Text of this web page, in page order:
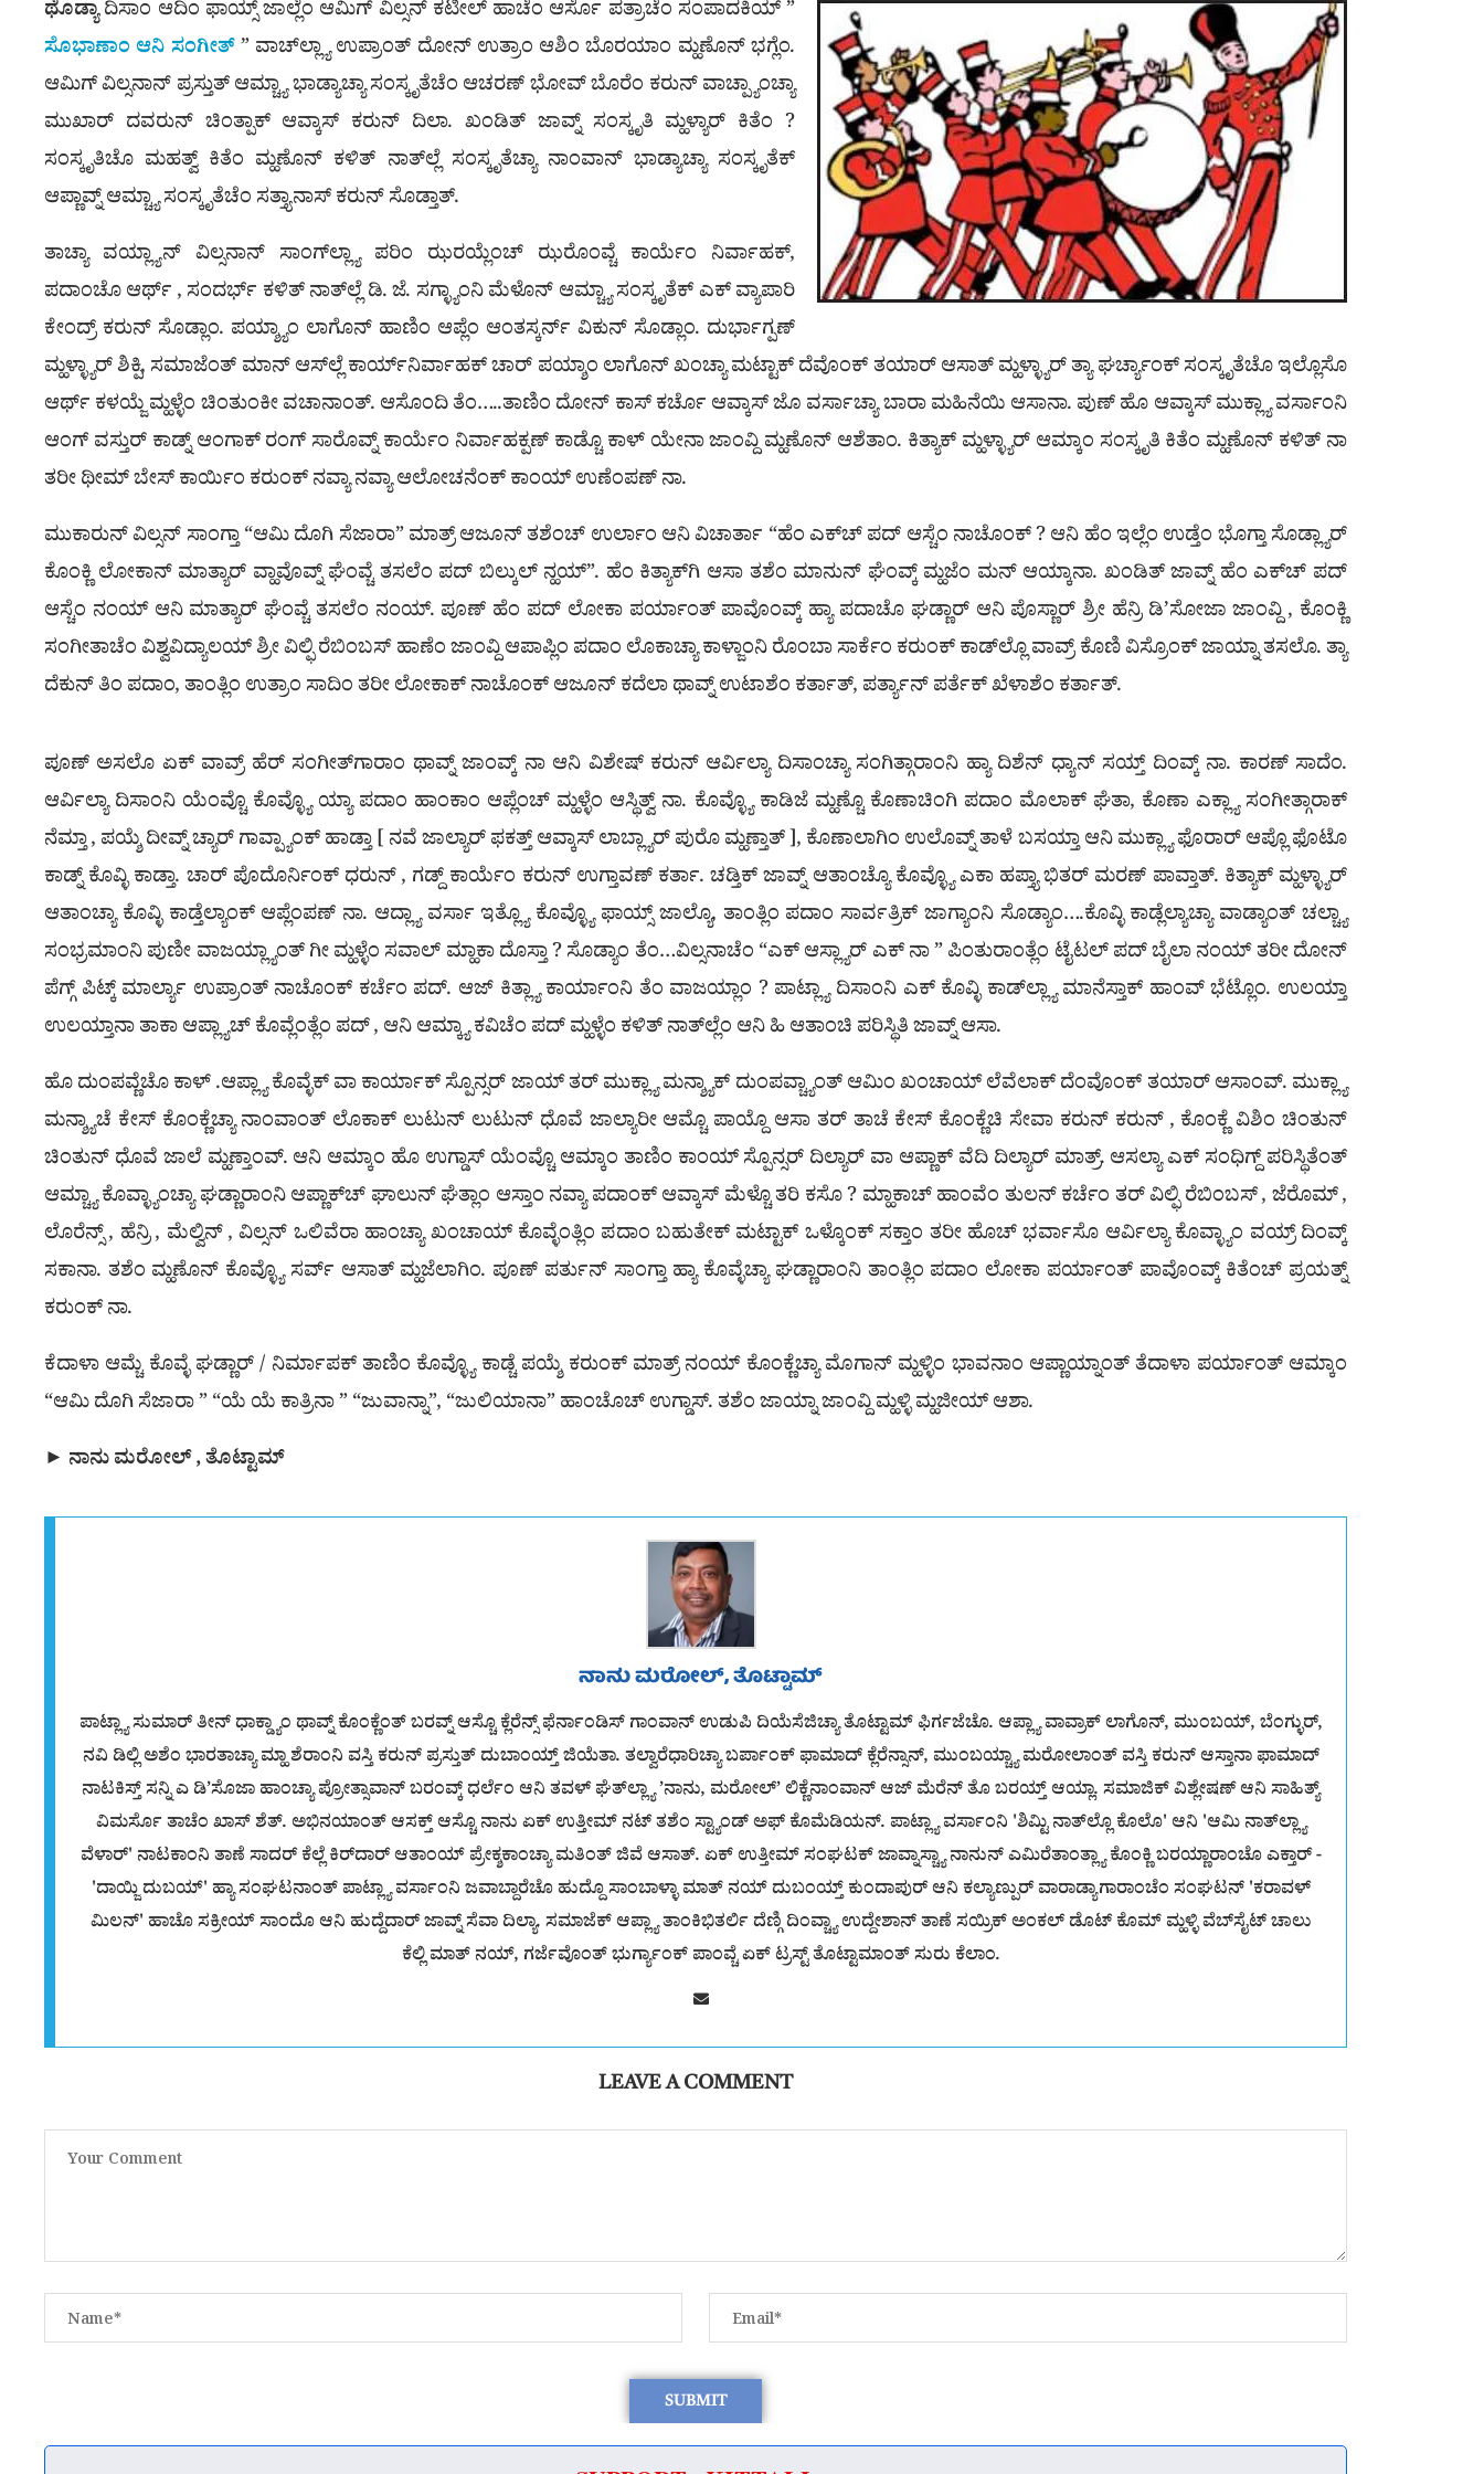
ಥೊಡ್ಯಾದಿಸಾಂ ಆದಿಂ ಫಾಯ್ಸ್ ಜಾಲ್ಲೆಂ ಆಮಿಗ್ ವಿಲ್ಸನ್ ಕಟೀಲ್ ಹಾಚೆಂ ಆರ್ಸೊ ಪತ್ರಾಚೆಂ ಸಂಪಾದಕಿಯ್ ”
ಸೊಭಾಣಾಂ ಆನಿ ಸಂಗೀತ್” ವಾಚ್‍ಲ್ಲ್ಯಾ ಉಪ್ರಾಂತ್ ದೋನ್ ಉತ್ರಾಂ ಆಶಿಂ ಬೊರಯಾಂ ಮ್ಹಣೊನ್ ಭಗ್ಲೆಂ.
ಆಮಿಗ್ ವಿಲ್ಸನಾನ್ ಪ್ರಸ್ತುತ್ ಆಮ್ಚ್ಯಾ ಭಾಡ್ಯಾಚ್ಯಾ ಸಂಸ್ಕೃತೆಚೆಂ ಆಚರಣ್ ಭೋವ್ ಬೊರೆಂ ಕರುನ್ ವಾಚ್ಪ್ಯಾಂಚ್ಯಾ
ಮುಖಾರ್ ದವರುನ್ ಚಿಂತ್ಪಾಕ್ ಆವ್ಕಾಸ್ ಕರುನ್ ದಿಲಾ. ಖಂಡಿತ್ ಜಾವ್ನ್ ಸಂಸ್ಕೃತಿ ಮ್ಹಳ್ಯಾರ್ ಕಿತೆಂ ?
ಸಂಸ್ಕೃತಿಚೊ ಮಹತ್ವ್ ಕಿತೆಂ ಮ್ಹಣೊನ್ ಕಳಿತ್ ನಾತ್‍ಲ್ಲೆ ಸಂಸ್ಕೃತೆಚ್ಯಾ ನಾಂವಾನ್ ಭಾಡ್ಯಾಚ್ಯಾ ಸಂಸ್ಕೃತೆಕ್
ಆಪ್ಣಾವ್ನ್ ಆಮ್ಚ್ಯಾ ಸಂಸ್ಕೃತೆಚೆಂ ಸತ್ತ್ಯಾನಾಸ್ ಕರುನ್ ಸೊಡ್ತಾತ್.
ತಾಚ್ಯಾ ವಯ್ಲ್ಯಾನ್ ವಿಲ್ಸನಾನ್ ಸಾಂಗ್‍ಲ್ಲ್ಯಾ ಪರಿಂ ಝರಯ್ಲೆಂಚ್ ಝರೊಂವ್ಚೆ ಕಾರ್ಯೆಂ ನಿರ್ವಾಹಕ್,
ಪದಾಂಚೊ ಆರ್ಥ್ , ಸಂದರ್ಭ್ ಕಳಿತ್ ನಾತ್‍ಲ್ಲೆ ಡಿ. ಜೆ. ಸಗ್ಳ್ಯಾಂನಿ ಮೆಳೊನ್ ಆಮ್ಚ್ಯಾ ಸಂಸ್ಕೃತೆಕ್ ಎಕ್ ವ್ಯಾಪಾರಿ
ಕೇಂದ್ರ್ ಕರುನ್ ಸೊಡ್ಲಾಂ. ಪಯ್ಶ್ಯಾಂ ಲಾಗೊನ್ ಹಾಣಿಂ ಆಪ್ಲೆಂ ಆಂತಸ್ಕರ್ನ್ ವಿಕುನ್ ಸೊಡ್ಲಾಂ. ದುರ್ಭಾಗ್ಪಣ್
ಮ್ಹಳ್ಳ್ಯಾರ್ ಶಿಕ್ಪಿ, ಸಮಾಜೆಂತ್ ಮಾನ್ ಆಸ್‍ಲ್ಲೆ ಕಾರ್ಯ್‍ನಿರ್ವಾಹಕ್ ಚಾರ್ ಪಯ್ಶಾಂ ಲಾಗೊನ್ ಖಂಚ್ಯಾ ಮಟ್ಟಾಕ್ ದೆವೊಂಕ್ ತಯಾರ್ ಆಸಾತ್ ಮ್ಹಳ್ಳ್ಯಾರ್ ತ್ಯಾ ಘರ್ಚ್ಯಾಂಕ್ ಸಂಸ್ಕೃತೆಚೊ ಇಲ್ಲೊಸೊ
ಆರ್ಥ್ ಕಳಯ್ಜೆ ಮ್ಹಳ್ಳೆಂ ಚಿಂತುಂಕೀ ವಚಾನಾಂತ್. ಆಸೊಂದಿ ತೆಂ…..ತಾಣಿಂ ದೋನ್ ಕಾಸ್ ಕರ್ಚೊ ಆವ್ಕಾಸ್ ಜೊ ವರ್ಸಾಚ್ಯಾ ಬಾರಾ ಮಹಿನೆಯಿ ಆಸಾನಾ. ಪುಣ್ ಹೊ ಆವ್ಕಾಸ್ ಮುಕ್ಲ್ಯಾ ವರ್ಸಾಂನಿ
ಆಂಗ್ ವಸ್ತುರ್ ಕಾಡ್ನ್ ಆಂಗಾಕ್ ರಂಗ್ ಸಾರೊವ್ನ್ ಕಾರ್ಯೆಂ ನಿರ್ವಾಹಕ್ಪಣ್ ಕಾಡ್ಚೊ ಕಾಳ್ ಯೇನಾ ಜಾಂವ್ದಿ ಮ್ಹಣೊನ್ ಆಶೆತಾಂ. ಕಿತ್ಯಾಕ್ ಮ್ಹಳ್ಳ್ಯಾರ್ ಆಮ್ಕಾಂ ಸಂಸ್ಕೃತಿ ಕಿತೆಂ ಮ್ಹಣೊನ್ ಕಳಿತ್ ನಾ
ತರೀ ಥೀಮ್ ಬೇಸ್ ಕಾರ್ಯಿಂ ಕರುಂಕ್ ನವ್ಯಾ ನವ್ಯಾ ಆಲೋಚನೆಂಕ್ ಕಾಂಯ್ ಉಣೆಂಪಣ್ ನಾ.
ಮುಕಾರುನ್ ವಿಲ್ಸನ್ ಸಾಂಗ್ತಾ “ಆಮಿ ದೊಗಿ ಸೆಜಾರಾ” ಮಾತ್ರ್ ಆಜೂನ್ ತಶೆಂಚ್ ಉರ್ಲಾಂ ಆನಿ ವಿಚಾರ್ತಾ “ಹೆಂ ಎಕ್‍ಚ್ ಪದ್ ಆಸ್ಚೆಂ ನಾಚೊಂಕ್ ? ಆನಿ ಹೆಂ ಇಲ್ಲೆಂ ಉಡ್ತೆಂ ಭೊಗ್ತಾ ಸೊಡ್ಲ್ಯಾರ್
ಕೊಂಕ್ಣಿ ಲೋಕಾನ್ ಮಾತ್ಯಾರ್ ವ್ಹಾವೊವ್ನ್ ಘೆಂವ್ಚೆ ತಸಲೆಂ ಪದ್ ಬಿಲ್ಕುಲ್ ನ್ಹಯ್”. ಹೆಂ ಕಿತ್ಯಾಕ್‍ಗಿ ಆಸಾ ತಶೆಂ ಮಾನುನ್ ಘೆಂವ್ಕ್ ಮ್ಹಜೆಂ ಮನ್ ಆಯ್ಕಾನಾ. ಖಂಡಿತ್ ಜಾವ್ನ್ ಹೆಂ ಎಕ್‍ಚ್ ಪದ್
ಆಸ್ಚೆಂ ನಂಯ್ ಆನಿ ಮಾತ್ಯಾರ್ ಘೆಂವ್ಚೆ ತಸಲೆಂ ನಂಯ್. ಪೂಣ್ ಹೆಂ ಪದ್ ಲೋಕಾ ಪರ್ಯಾಂತ್ ಪಾವೊಂವ್ಕ್ ಹ್ಯಾ ಪದಾಚೊ ಘಡ್ಣಾರ್ ಆನಿ ಪೊಸ್ಣಾರ್ ಶ್ರೀ ಹೆನ್ರಿ ಡಿ’ಸೋಜಾ ಜಾಂವ್ದಿ , ಕೊಂಕ್ಣಿ
ಸಂಗೀತಾಚೆಂ ವಿಶ್ವವಿದ್ಯಾಲಯ್ ಶ್ರೀ ವಿಲ್ಫಿ ರೆಬಿಂಬಸ್ ಹಾಣೆಂ ಜಾಂವ್ದಿ ಆಪಾಪ್ಲಿಂ ಪದಾಂ ಲೊಕಾಚ್ಯಾ ಕಾಳ್ಜಾಂನಿ ರೊಂಬಾ ಸಾರ್ಕೆಂ ಕರುಂಕ್ ಕಾಡ್‍ಲ್ಲೊ ವಾವ್ರ್ ಕೊಣಿ ವಿಸ್ರೊಂಕ್ ಜಾಯ್ನಾ ತಸಲೊ. ತ್ಯಾ
ದೆಕುನ್ ತಿಂ ಪದಾಂ, ತಾಂತ್ಲಿಂ ಉತ್ರಾಂ ಸಾದಿಂ ತರೀ ಲೋಕಾಕ್ ನಾಚೊಂಕ್ ಆಜೂನ್ ಕದೆಲಾ ಥಾವ್ನ್ ಉಟಾಶೆಂ ಕರ್ತಾತ್, ಪರ್ತ್ಯಾನ್ ಪರ್ತೆಕ್ ಖೆಳಾಶೆಂ ಕರ್ತಾತ್.
ಪೂಣ್ ಅಸಲೊ ಏಕ್ ವಾವ್ರ್ ಹೆರ್ ಸಂಗೀತ್‍ಗಾರಾಂ ಥಾವ್ನ್ ಜಾಂವ್ಕ್ ನಾ ಆನಿ ವಿಶೇಷ್ ಕರುನ್ ಆರ್ವಿಲ್ಯಾ ದಿಸಾಂಚ್ಯಾ ಸಂಗಿತ್ಗಾರಾಂನಿ ಹ್ಯಾ ದಿಶೆನ್ ಧ್ಯಾನ್ ಸಯ್ತ್ ದಿಂವ್ಕ್ ನಾ. ಕಾರಣ್ ಸಾದೆಂ.
ಆರ್ವಿಲ್ಯಾ ದಿಸಾಂನಿ ಯೆಂವ್ಚೊ ಕೊವ್ಳ್ಯೊ ಯ್ಯಾ ಪದಾಂ ಹಾಂಕಾಂ ಆಪ್ಲೆಂಚ್ ಮ್ಹಳ್ಳೆಂ ಆಸ್ಥಿತ್ವ್ ನಾ. ಕೊವ್ಳ್ಯೊ ಕಾಡಿಜೆ ಮ್ಹಣ್ಚೊ ಕೊಣಾಚಿಂಗಿ ಪದಾಂ ಮೊಲಾಕ್ ಘೆತಾ, ಕೊಣಾ ಎಕ್ಲ್ಯಾ ಸಂಗೀತ್ಗಾರಾಕ್
ನೆಮ್ತಾ , ಪಯ್ಶೆ ದೀವ್ನ್ ಚ್ಯಾರ್ ಗಾವ್ಪ್ಯಾಂಕ್ ಹಾಡ್ತಾ [ ನವೆ ಜಾಲ್ಯಾರ್ ಫಕತ್ತ್ ಆವ್ಕಾಸ್ ಲಾಬ್ಲ್ಯಾರ್ ಪುರೊ ಮ್ಹಣ್ತಾತ್ ], ಕೊಣಾಲಾಗಿಂ ಉಲೊವ್ನ್ ತಾಳೆ ಬಸಯ್ತಾ ಆನಿ ಮುಕ್ಲ್ಯಾ ಫೊರಾರ್ ಆಪ್ಲೊ ಫೊಟೊ
ಕಾಡ್ನ್ ಕೊವ್ಳಿ ಕಾಡ್ತಾ. ಚಾರ್ ಪೊದೊರ್ನಿಂಕ್ ಧರುನ್ , ಗಡ್ದ್ ಕಾರ್ಯೆಂ ಕರುನ್ ಉಗ್ತಾವಣ್ ಕರ್ತಾ. ಚಡ್ತಿಕ್ ಜಾವ್ನ್ ಆತಾಂಚ್ಯೊ ಕೊವ್ಳ್ಯೊ ಎಕಾ ಹಪ್ತ್ಯಾ ಭಿತರ್ ಮರಣ್ ಪಾವ್ತಾತ್. ಕಿತ್ಯಾಕ್ ಮ್ಹಳ್ಳ್ಯಾರ್
ಆತಾಂಚ್ಯಾ ಕೊವ್ಳಿ ಕಾಡ್ತೆಲ್ಯಾಂಕ್ ಆಪ್ಲೆಂಪಣ್ ನಾ. ಆದ್ಲ್ಯಾ ವರ್ಸಾ ಇತ್ಲ್ಯೊ ಕೊವ್ಳ್ಯೊ ಫಾಯ್ಸ್ ಜಾಲ್ಯೊ, ತಾಂತ್ಲಿಂ ಪದಾಂ ಸಾರ್ವತ್ರಿಕ್ ಜಾಗ್ಯಾಂನಿ ಸೊಡ್ಯಾಂ….ಕೊವ್ಳಿ ಕಾಡ್ಲೆಲ್ಯಾಚ್ಯಾ ವಾಡ್ಯಾಂತ್ ಚಲ್ಚ್ಯಾ
ಸಂಭ್ರಮಾಂನಿ ಪುಣೀ ವಾಜಯ್ಲ್ಯಾಂತ್ ಗೀ ಮ್ಹಳ್ಳೆಂ ಸವಾಲ್ ಮ್ಹಾಕಾ ದೊಸ್ತಾ ? ಸೊಡ್ಯಾಂ ತೆಂ…ವಿಲ್ಸನಾಚೆಂ “ಎಕ್ ಆಸ್ಲ್ಯಾರ್ ಎಕ್ ನಾ ” ಪಿಂತುರಾಂತ್ಲೆಂ ಟೈಟಲ್ ಪದ್ ಬೈಲಾ ನಂಯ್ ತರೀ ದೋನ್
ಪೆಗ್ಗ್ ಪಿಟ್ಕ್ ಮಾರ್ಲ್ಯಾ ಉಪ್ರಾಂತ್ ನಾಚೊಂಕ್ ಕರ್ಚೆಂ ಪದ್. ಆಜ್ ಕಿತ್ಲ್ಯಾ ಕಾರ್ಯಾಂನಿ ತೆಂ ವಾಜಯ್ಲಾಂ ? ಪಾಟ್ಲ್ಯಾ ದಿಸಾಂನಿ ಎಕ್ ಕೊವ್ಳಿ ಕಾಡ್‍ಲ್ಲ್ಯಾ ಮಾನೆಸ್ತಾಕ್ ಹಾಂವ್ ಭೆಟ್ಲೊಂ. ಉಲಯ್ತಾ
ಉಲಯ್ತಾನಾ ತಾಕಾ ಆಪ್ಲ್ಯಾಚ್ ಕೊವ್ಲೆಂತ್ಲೆಂ ಪದ್ , ಆನಿ ಆಮ್ಕ್ಯಾ ಕವಿಚೆಂ ಪದ್ ಮ್ಹಳ್ಳೆಂ ಕಳಿತ್ ನಾತ್‍ಲ್ಲೆಂ ಆನಿ ಹಿ ಆತಾಂಚಿ ಪರಿಸ್ಥಿತಿ ಜಾವ್ನ್ ಆಸಾ.
ಹೊ ದುಂಪವ್ಣೆಚೊ ಕಾಳ್ .ಆಪ್ಲ್ಯಾ ಕೊವ್ಳೆಕ್ ವಾ ಕಾರ್ಯಾಕ್ ಸ್ಪೊನ್ಸರ್ ಜಾಯ್ ತರ್ ಮುಕ್ಲ್ಯಾ ಮನ್ಶ್ಯಾಕ್ ದುಂಪವ್ಚ್ಯಾಂತ್ ಆಮಿಂ ಖಂಚಾಯ್ ಲೆವೆಲಾಕ್ ದೆಂವೊಂಕ್ ತಯಾರ್ ಆಸಾಂವ್. ಮುಕ್ಲ್ಯಾ
ಮನ್ಶ್ಯಾಚೆ ಕೇಸ್ ಕೊಂಕ್ಣೆಚ್ಯಾ ನಾಂವಾಂತ್ ಲೊಕಾಕ್ ಲುಟುನ್ ಲುಟುನ್ ಧೊವೆ ಜಾಲ್ಯಾರೀ ಆಮ್ಚೊ ಪಾಯ್ದೊ ಆಸಾ ತರ್ ತಾಚೆ ಕೇಸ್ ಕೊಂಕ್ಣೆಚಿ ಸೇವಾ ಕರುನ್ ಕರುನ್ , ಕೊಂಕ್ಣೆ ವಿಶಿಂ ಚಿಂತುನ್
ಚಿಂತುನ್ ಧೊವೆ ಜಾಲೆ ಮ್ಹಣ್ತಾಂವ್. ಆನಿ ಆಮ್ಕಾಂ ಹೊ ಉಗ್ಡಾಸ್ ಯೆಂವ್ಚೊ ಆಮ್ಕಾಂ ತಾಣಿಂ ಕಾಂಯ್ ಸ್ಪೊನ್ಸರ್ ದಿಲ್ಯಾರ್ ವಾ ಆಪ್ಣಾಕ್ ವೆದಿ ದಿಲ್ಯಾರ್ ಮಾತ್ರ್. ಆಸಲ್ಯಾ ಎಕ್ ಸಂಧಿಗ್ದ್ ಪರಿಸ್ಥಿತೆಂತ್
ಆಮ್ಚ್ಯಾ ಕೊವ್ಳ್ಯಾಂಚ್ಯಾ ಘಡ್ಣಾರಾಂನಿ ಆಪ್ಣಾಕ್‍ಚ್ ಘಾಲುನ್ ಘೆತ್ಲಾಂ ಆಸ್ತಾಂ ನವ್ಯಾ ಪದಾಂಕ್ ಆವ್ಕಾಸ್ ಮೆಳ್ಚೊ ತರಿ ಕಸೊ ? ಮ್ಹಾಕಾಚ್ ಹಾಂವೆಂ ತುಲನ್ ಕರ್ಚೆಂ ತರ್ ವಿಲ್ಫಿ ರೆಬಿಂಬಸ್ , ಜೆರೊಮ್ ,
ಲೊರೆನ್ಸ್ , ಹೆನ್ರಿ , ಮೆಲ್ವಿನ್ , ವಿಲ್ಸನ್ ಒಲಿವೆರಾ ಹಾಂಚ್ಯಾ ಖಂಚಾಯ್ ಕೊವ್ಳೆಂತ್ಲಿಂ ಪದಾಂ ಬಹುತೇಕ್ ಮಟ್ಟಾಕ್ ಒಳ್ಕೊಂಕ್ ಸಕ್ತಾಂ ತರೀ ಹೊಚ್ ಭರ್ವಾಸೊ ಆರ್ವಿಲ್ಯಾ ಕೊವ್ಳ್ಯಾಂ ವಯ್ರ್ ದಿಂವ್ಕ್
ಸಕಾನಾ. ತಶೆಂ ಮ್ಹಣೊನ್ ಕೊವ್ಳ್ಯೊ ಸರ್ವ್ ಆಸಾತ್ ಮ್ಹಜೆಲಾಗಿಂ. ಪೂಣ್ ಪರ್ತುನ್ ಸಾಂಗ್ತಾ ಹ್ಯಾ ಕೊವ್ಳೆಚ್ಯಾ ಘಡ್ಣಾರಾಂನಿ ತಾಂತ್ಲಿಂ ಪದಾಂ ಲೋಕಾ ಪರ್ಯಾಂತ್ ಪಾವೊಂವ್ಕ್ ಕಿತೆಂಚ್ ಪ್ರಯತ್ನ್
ಕರುಂಕ್ ನಾ.
ಕೆದಾಳಾ ಆಮ್ಚೆ ಕೊವ್ಳೆ ಘಡ್ಣಾರ್ / ನಿರ್ಮಾಪಕ್ ತಾಣಿಂ ಕೊವ್ಳ್ಯೊ ಕಾಡ್ಚೆ ಪಯ್ಶೆ ಕರುಂಕ್ ಮಾತ್ರ್ ನಂಯ್ ಕೊಂಕ್ಣೆಚ್ಯಾ ಮೊಗಾನ್ ಮ್ಹಳ್ಳಿಂ ಭಾವನಾಂ ಆಪ್ಣಾಯ್ನಾಂತ್ ತೆದಾಳಾ ಪರ್ಯಾಂತ್ ಆಮ್ಕಾಂ
“ಆಮಿ ದೊಗಿ ಸೆಜಾರಾ ” “ಯೆ ಯೆ ಕಾತ್ರಿನಾ ” “ಜುವಾನ್ನಾ”, “ಜುಲಿಯಾನಾ” ಹಾಂಚೊಚ್ ಉಗ್ಡಾಸ್. ತಶೆಂ ಜಾಯ್ನಾ ಜಾಂವ್ದಿ ಮ್ಹಳ್ಳಿ ಮ್ಹಜೀಯ್ ಆಶಾ.
► ನಾನು ಮರೋಲ್ , ತೊಟ್ಟಾಮ್
ನಾನು ಮರೋಲ್, ತೊಟ್ಟಾಮ್
ಪಾಟ್ಲ್ಯಾ ಸುಮಾರ್ ತೀನ್ ಧಾಕ್ಡ್ಯಾಂ ಥಾವ್ನ್ ಕೊಂಕ್ಣೆಂತ್ ಬರವ್ನ್ ಆಸ್ಚೊ ಕ್ಲೆರೆನ್ಸ್ ಫೆರ್ನಾಂಡಿಸ್ ಗಾಂವಾನ್ ಉಡುಪಿ ದಿಯೆಸೆಜಿಚ್ಯಾ ತೊಟ್ಟಾಮ್ ಫಿರ್ಗಜೆಚೊ. ಆಪ್ಲ್ಯಾ ವಾವ್ರಾಕ್ ಲಾಗೊನ್, ಮುಂಬಯ್, ಬೆಂಗ್ಳುರ್,
ನವಿ ಡಿಲ್ಲಿ ಅಶೆಂ ಭಾರತಾಚ್ಯಾ ಮ್ಹಾ ಶೆರಾಂನಿ ವಸ್ತಿ ಕರುನ್ ಪ್ರಸ್ತುತ್ ದುಬಾಂಯ್ತ್ ಜಿಯೆತಾ. ತಲ್ವಾರೆಧಾರಿಚ್ಯಾ ಬರ್ಪಾಂಕ್ ಫಾಮಾದ್ ಕ್ಲೆರೆನ್ಸಾನ್, ಮುಂಬಯ್ಚ್ಯಾ ಮರೋಲಾಂತ್ ವಸ್ತಿ ಕರುನ್ ಆಸ್ತಾನಾ ಫಾಮಾದ್
ನಾಟಕಿಸ್ತ್ ಸನ್ನಿ ಎ ಡಿ’ಸೊಜಾ ಹಾಂಚ್ಯಾ ಪ್ರೋತ್ಸಾವಾನ್ ಬರಂವ್ಕ್ ಧರ್ಲೆಂ ಆನಿ ತವಳ್ ಘೆತ್‌ಲ್ಲ್ಯಾ ’ನಾನು, ಮರೋಲ್’ ಲಿಕ್ಣೆನಾಂವಾನ್ ಆಜ್ ಮೆರೆನ್ ತೊ ಬರಯ್ತ್ ಆಯ್ಲಾ. ಸಮಾಜಿಕ್ ವಿಶ್ಲೇಷಣ್ ಆನಿ ಸಾಹಿತ್ಯ್
ವಿಮರ್ಸೊ ತಾಚೆಂ ಖಾಸ್ ಶೆತ್. ಅಭಿನಯಾಂತ್ ಆಸಕ್ತ್ ಆಸ್ಚೊ ನಾನು ಏಕ್ ಉತ್ತೀಮ್ ನಟ್ ತಶೆಂ ಸ್ಟ್ಯಾಂಡ್ ಅಫ್ ಕೊಮೆಡಿಯನ್. ಪಾಟ್ಲ್ಯಾ ವರ್ಸಾಂನಿ 'ಶಿಮ್ಟಿ ನಾತ್‌ಲ್ಲೊ ಕೊಲೊ' ಆನಿ 'ಆಮಿ ನಾತ್‌ಲ್ಲ್ಯಾ
ವೆಳಾರ್' ನಾಟಕಾಂನಿ ತಾಣೆ ಸಾದರ್ ಕೆಲ್ಲೆ ಕಿರ್‌ದಾರ್ ಆತಾಂಯ್ ಪ್ರೇಕ್ಶಕಾಂಚ್ಯಾ ಮತಿಂತ್ ಜಿವೆ ಆಸಾತ್. ಏಕ್ ಉತ್ತೀಮ್ ಸಂಘಟಕ್ ಜಾವ್ನಾಸ್ಚ್ಯಾ ನಾನುನ್ ಎಮಿರೆತಾಂತ್ಲ್ಯಾ ಕೊಂಕ್ಣಿ ಬರಯ್ಣಾರಾಂಚೊ ಎಕ್ತಾರ್ -
'ದಾಯ್ಜಿ ದುಬಯ್' ಹ್ಯಾ ಸಂಘಟನಾಂತ್ ಪಾಟ್ಲ್ಯಾ ವರ್ಸಾಂನಿ ಜವಾಬ್ದಾರೆಚೊ ಹುದ್ದೊ ಸಾಂಬಾಳ್ಳಾ ಮಾತ್ ನಯ್ ದುಬಂಯ್ತ್ ಕುಂದಾಪುರ್ ಆನಿ ಕಲ್ಯಾಣ್ಪುರ್ ವಾರಾಡ್ಯಾಗಾರಾಂಚೆಂ ಸಂಘಟನ್ 'ಕರಾವಳ್
ಮಿಲನ್' ಹಾಚೊ ಸಕ್ರ‍ೀಯ್ ಸಾಂದೊ ಆನಿ ಹುದ್ದೆದಾರ್ ಜಾವ್ನ್ ಸೆವಾ ದಿಲ್ಯಾ. ಸಮಾಜೆಕ್ ಆಪ್ಲ್ಯಾ ತಾಂಕಿಭಿತರ್ಲಿ ದೆಣ್ಗಿ ದಿಂವ್ಚ್ಯಾ ಉದ್ದೇಶಾನ್ ತಾಣೆ ಸಯ್ರಿಕ್ ಅಂಕಲ್ ಡೊಟ್ ಕೊಮ್ ಮ್ಹಳ್ಳಿ ವೆಬ್‌ಸೈಟ್ ಚಾಲು
ಕೆಲ್ಲಿ ಮಾತ್ ನಯ್, ಗರ್ಜೆವೊಂತ್ ಭುರ್ಗ್ಯಾಂಕ್ ಪಾಂವ್ಚೆ ಏಕ್ ಟ್ರಸ್ಟ್ ತೊಟ್ಟಾಮಾಂತ್ ಸುರು ಕೆಲಾಂ.
LEAVE A COMMENT